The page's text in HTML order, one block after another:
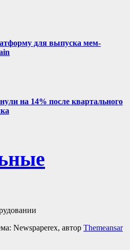
для выпуска мем-
на 14% после квартального
Newspaperex, автор Themeansar